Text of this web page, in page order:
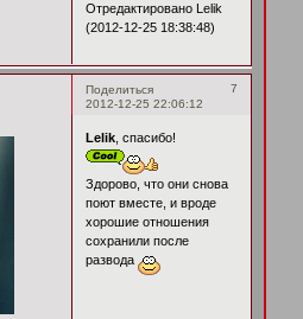
Отредактировано Lelik
(2012-12-25 18:38:48)
Поделиться
7
2012-12-25 22:06:12
Lelik, спасибо!
Здорово, что они снова
поют вместе, и вроде
хорошие отношения
сохранили после
развода